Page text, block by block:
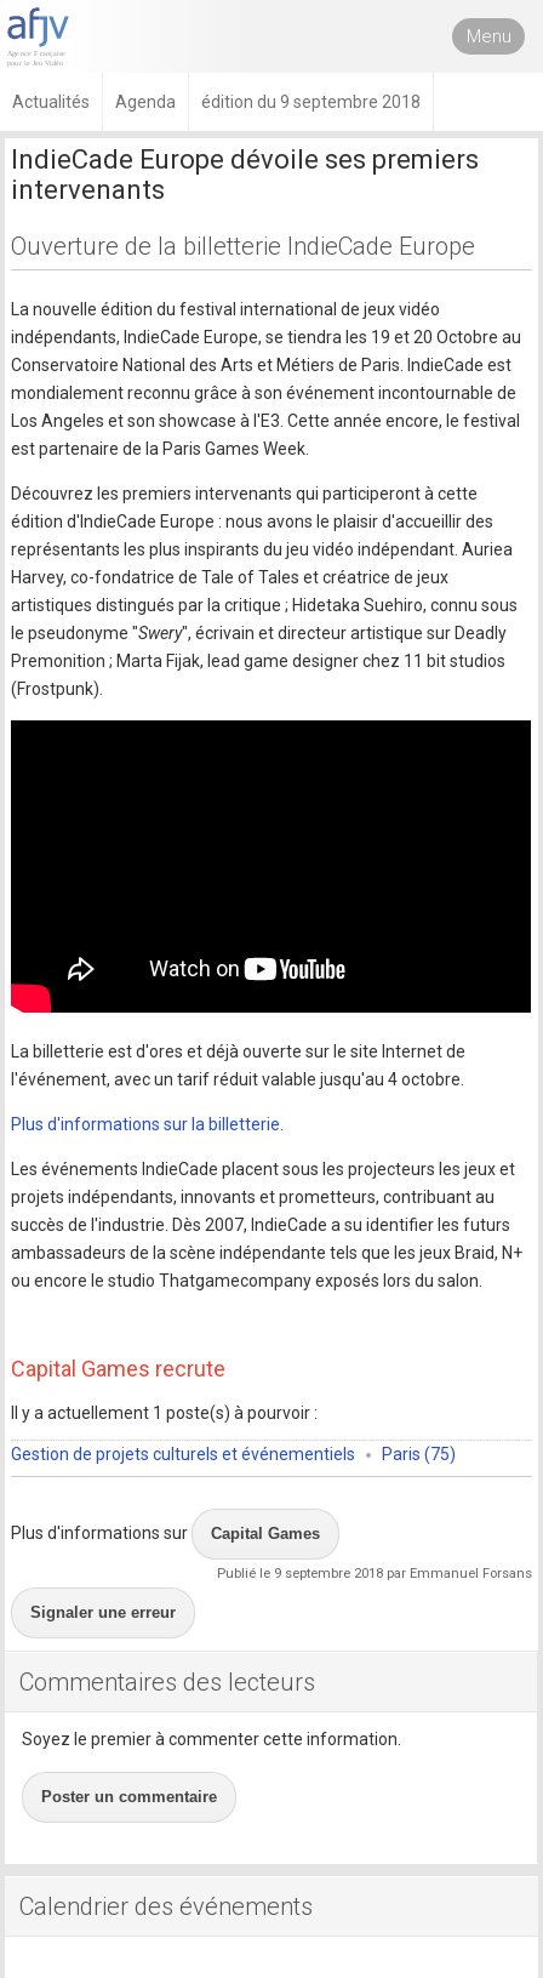
Menu
Actualités Agenda édition du 9 septembre 2018
IndieCade Europe dévoile ses premiers
intervenants
Ouverture de la billetterie IndieCade Europe
La nouvelle édition du festival international de jeux vidéo
indépendants, IndieCade Europe, se tiendra les 19 et 20 Octobre au
Conservatoire National des Arts et Métiers de Paris. IndieCade est
mondialement reconnu grâce à son événement incontournable de
Los Angeles et son showcase à l'E3. Cette année encore, le festival
est partenaire de la Paris Games Week.
Découvrez les premiers intervenants qui participeront à cette
édition d'IndieCade Europe : nous avons le plaisir d'accueillir des
représentants les plus inspirants du jeu vidéo indépendant. Auriea
Harvey, co-fondatrice de Tale of Tales et créatrice de jeux
artistiques distingués par la critique ; Hidetaka Suehiro, connu sous
le pseudonyme "Swery", écrivain et directeur artistique sur Deadly
Premonition ; Marta Fijak, lead game designer chez 11 bit studios
(Frostpunk).
La billetterie est d'ores et déjà ouverte sur le site Internet de
l'événement, avec un tarif réduit valable jusqu'au 4 octobre.
Plus d'informations sur la billetterie
Les événements IndieCade placent sous les projecteurs les jeux et
projets indépendants, innovants et prometteurs, contribuant au
succès de l'industrie. Dès 2007, IndieCade a su identifier les futurs
ambassadeurs de la scène indépendante tels que les jeux Braid, N+
ou encore le studio Thatgamecompany exposés lors du salon.
Capital Games recrute
Il y a actuellement 1 poste(s) à pourvoir :
Gestion de projets culturels et événementiels Paris (75)
Plus d'informations sur Capital Games
Publié le 9 septembre 2018 par Emmanuel Forsans
Signaler une erreur
Commentaires des lecteurs
Soyez le premier à commenter cette information.
Poster un commentaire
Calendrier des événements